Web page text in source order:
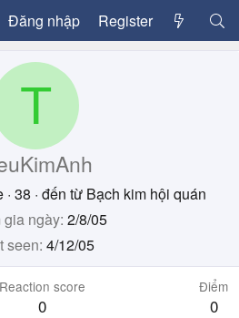
Đăng nhập Register
T
· 38 · đến từ Bạch kim hội quán
gia ngày 2/8/05
seen 4/12/05
Reaction score
0
Điểm
0